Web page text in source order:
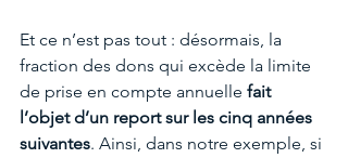
Et ce n’est pas tout : désormais, la
fraction des dons qui excède la limite
de prise en compte annuelle fait
l’objet d’un report sur les cinq années
suivantes. Ainsi, dans notre exemple, si